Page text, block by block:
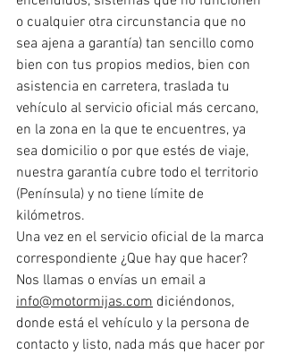
o cualquier otra circunstancia que no
sea ajena a garantía) tan sencillo como
bien con tus propios medios, bien con
asistencia en carretera, traslada tu
vehículo al servicio oficial más cercano,
en la zona en la que te encuentres, ya
sea domicilio o por que estés de viaje,
nuestra garantía cubre todo el territorio
(Península) y no tiene límite de
kilómetros.
Una vez en el servicio oficial de la marca
correspondiente ¿Que hay que hacer?
Nos llamas o envías un email a
info@motormijas.com diciéndonos,
donde está el vehículo y la persona de
contacto y listo, nada más que hacer por